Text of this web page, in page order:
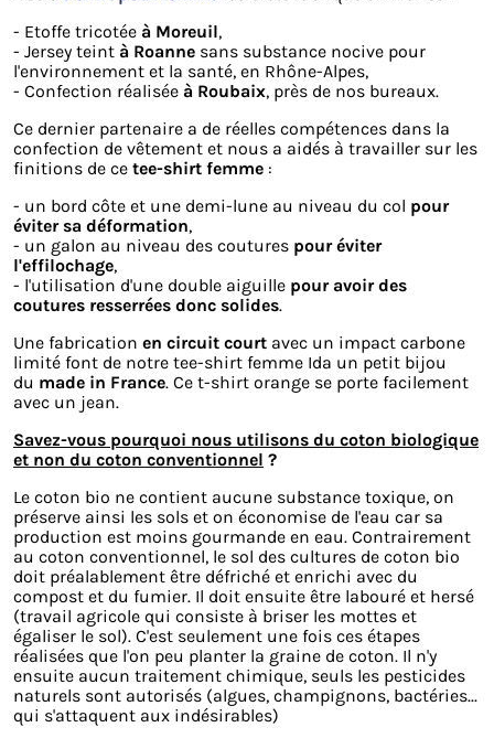
- Etoffe tricotée à Moreuil,
- Jersey teint à Roanne sans substance nocive pour
l'environnement et la santé, en Rhône-Alpes,
- Confection réalisée à Roubaix, près de nos bureaux.
Ce dernier partenaire a de réelles compétences dans la
confection de vêtement et nous a aidés à travailler sur les
finitions de ce tee-shirt femme :
- un bord côte et une demi-lune au niveau du col pour
éviter sa déformation,
- un galon au niveau des coutures pour éviter
l'effilochage,
- l'utilisation d'une double aiguille pour avoir des
coutures resserrées donc solides.
Une fabrication en circuit court avec un impact carbone
limité font de notre tee-shirt femme Ida un petit bijou
du made in France. Ce t-shirt orange se porte facilement
avec un jean.
Savez-vous pourquoi nous utilisons du coton biologique
et non du coton conventionnel ?
Le coton bio ne contient aucune substance toxique, on
préserve ainsi les sols et on économise de l'eau car sa
production est moins gourmande en eau. Contrairement
au coton conventionnel, le sol des cultures de coton bio
doit préalablement être défriché et enrichi avec du
compost et du fumier. Il doit ensuite être labouré et hersé
(travail agricole qui consiste à briser les mottes et
égaliser le sol). C'est seulement une fois ces étapes
réalisées que l'on peu planter la graine de coton. Il n'y
ensuite aucun traitement chimique, seuls les pesticides
naturels sont autorisés (algues, champignons, bactéries...
qui s'attaquent aux indésirables)